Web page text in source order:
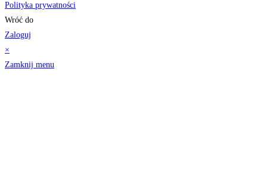
Polityka prywatności
Wróć do
Zaloguj
×
Zamknij menu